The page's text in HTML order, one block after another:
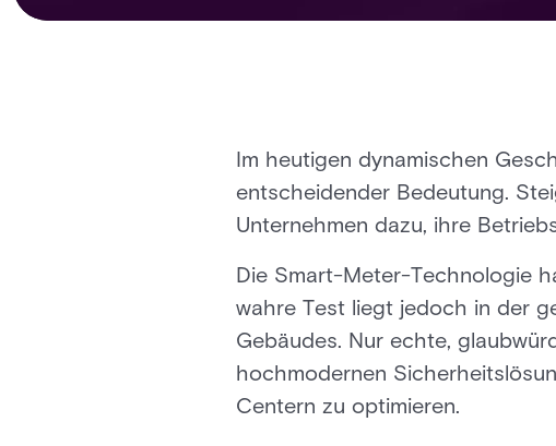
Im heutigen dynamischen
entscheidender Bedeutung.
Unternehmen dazu, ihre
Die Smart-Meter-Technologie
wahre Test liegt jedoch in der
Gebäudes. Nur echte,
hochmodernen
Centern zu optimieren.